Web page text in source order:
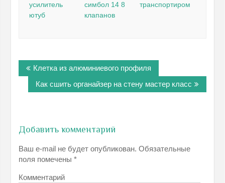
усилитель
ютуб
симбол 14 8
клапанов
транспортиром
по
записям
Клетка из алюминиевого профиля
Как сшить органайзер на стену мастер класс
Добавить комментарий
Ваш e-mail не будет опубликован. Обязательные
поля помечены*
Комментарий